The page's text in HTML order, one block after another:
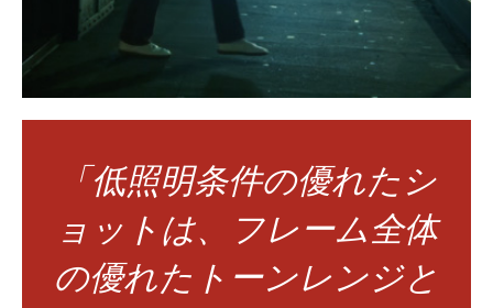
「低照明条件の優れたシ
ョットは、フレーム全体
の優れたトーンレンジと